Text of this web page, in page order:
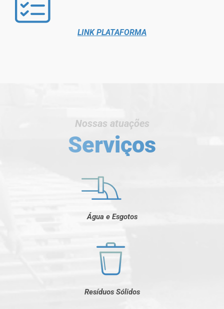
LINK PLATAFORMA
Nossas atuações
Serviços
Água e Esgotos
Resíduos Sólidos